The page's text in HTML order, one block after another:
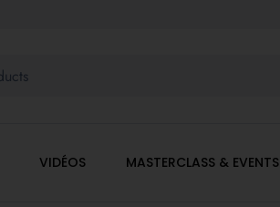
VIDÉOS MASTERCLASS & EVENTS